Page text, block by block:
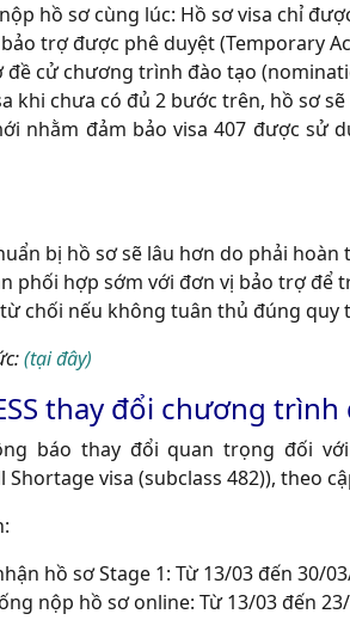
hồ sơ cùng lúc: Hồ sơ visa chỉ
trợ được phê duyệt (Temporary
đề cử chương trình đào tạo
khi chưa có đủ 2 bước trên, hồ sơ
nhằm đảm bảo visa 407 được sử
bị hồ sơ sẽ lâu hơn do phải
phối hợp sớm với đơn vị bảo trợ để
chối nếu không tuân thủ đúng quy
(tại đây)
thay đổi chương
báo thay đổi quan trọng đối
Shortage visa (subclass 482)), theo
hồ sơ Stage 1: Từ 13/03 đến 30/
nộp hồ sơ online: Từ 13/03 đến